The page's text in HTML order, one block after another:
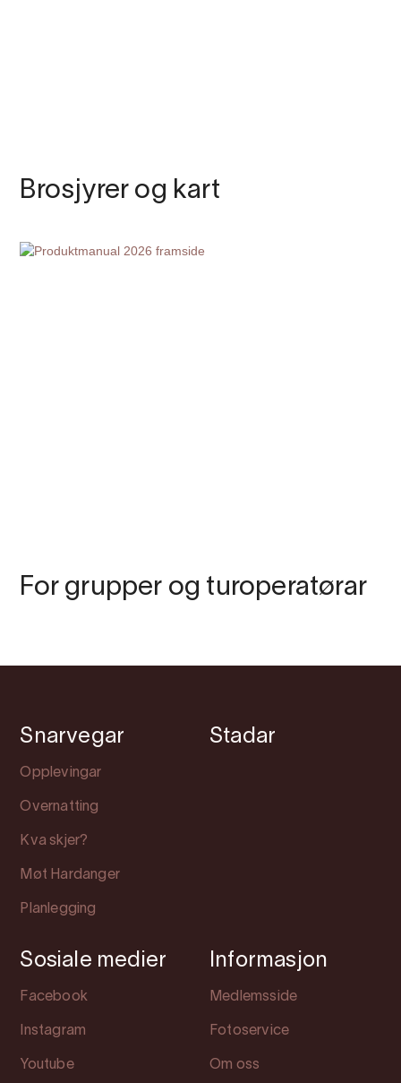
Brosjyrer og kart
For grupper og turoperatørar
Snarvegar
Opplevingar
Overnatting
Kva skjer?
Møt Hardanger
Planlegging
Stadar
Sosiale medier
Facebook
Instagram
Youtube
Informasjon
Medlemsside
Fotoservice
Om oss